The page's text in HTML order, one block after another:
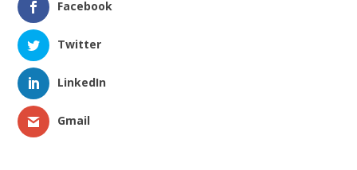
Facebook
Twitter
LinkedIn
Gmail